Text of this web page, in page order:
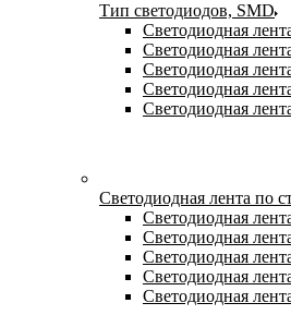
Тип светодиодов, SMD
Cветодиодная
Светодиодная
Светодиодная
Светодиодная
Светодиодная
Светодиодная лента по
Светодиодная
Светодиодная
Светодиодная
Светодиодная
Светодиодная